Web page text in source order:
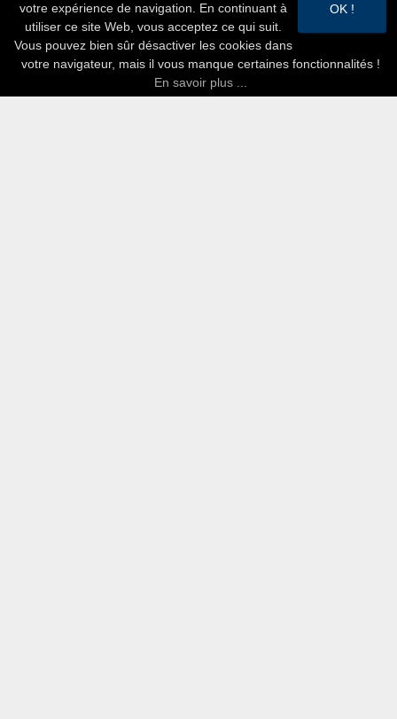
Numéro d'entreprise
Nom de la personne-ressource*
OK !
votre expérience de navigation. En continuant à
utiliser ce site Web, vous acceptez ce qui suit.
Vous pouvez bien sûr désactiver les cookies dans
votre navigateur, mais il vous manque certaines fonctionnalités !
En savoir plus ...